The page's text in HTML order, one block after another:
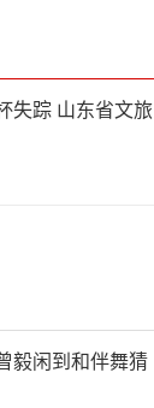
失踪 山东省文旅
毅闲到和伴舞猜